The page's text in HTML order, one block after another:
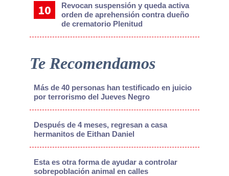
Revocan suspensión y queda activa
orden de aprehensión contra dueño
de crematorio Plenitud
Te Recomendamos
Más de 40 personas han testificado en juicio
por terrorismo del Jueves Negro
Después de 4 meses, regresan a casa
hermanitos de Eithan Daniel
Esta es otra forma de ayudar a controlar
sobrepoblación animal en calles